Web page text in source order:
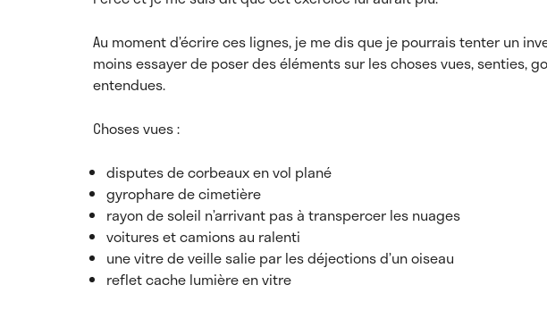
Au moment d’écrire ces lignes, je me dis que je pourrais tenter un
moins essayer de poser des éléments sur les choses vues, senties,
entendues.
Choses vues :
disputes de corbeaux en vol plané
gyrophare de cimetière
rayon de soleil n’arrivant pas à transpercer les nuages
voitures et camions au ralenti
une vitre de veille salie par les déjections d’un oiseau
reflet cache lumière en vitre